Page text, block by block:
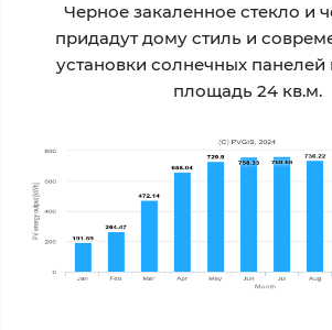
Черное закаленное стекло и
придадут дому стиль и
установки солнечных
площадь 24 кв.м.